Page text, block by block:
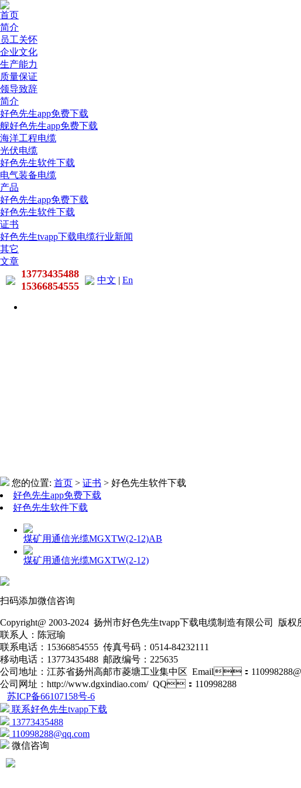
首页
简介
员工关怀
企业文化
生产能力
质量保证
领导致辞
简介
好色先生app免费下载
舰好色先生app免费下载
海洋工程电缆
光伏电缆
好色先生软件下载
电气装备电缆
产品
好色先生app免费下载
好色先生软件下载
证书
好色先生tvapp下载电缆行业新闻
其它
文章
13773435488
15366854555
中文 | En
您的位置: 首页 > 证书 > 好色先生软件下载
好色先生app免费下载
好色先生软件下载
煤矿用通信光缆MGXTW(2-12)AB
煤矿用通信光缆MGXTW(2-12)
扫码添加微信咨询
Copyright@ 2003-2024 扬州市好色先生tvapp下载电缆制造有限公司
版权
联系人：陈冠瑜
联系电话：15366854555 传真号码：0514-84232111
移动电话：13773435488 邮政编号：225635
公司地址：江苏省扬州高邮市菱塘工业集中区 Email：
公司网址：http://www.dgxindiao.com/ QQ：110998288
苏ICP备66107158号-6
联系好色先生tvapp下载
13773435488
110998288@qq.com
微信咨询